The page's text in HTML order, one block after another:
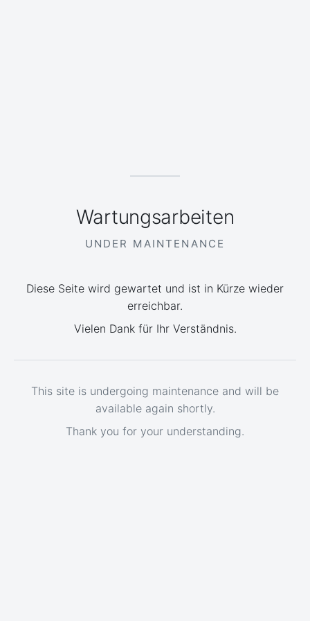
Wartungsarbeiten
UNDER MAINTENANCE
Diese Seite wird gewartet und ist in Kürze wieder
erreichbar.
Vielen Dank für Ihr Verständnis.
This site is undergoing maintenance and will be
available again shortly.
Thank you for your understanding.